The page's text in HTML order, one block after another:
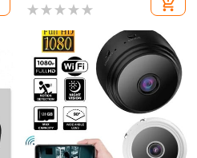
direct Mini cameră
add_shopping_cart